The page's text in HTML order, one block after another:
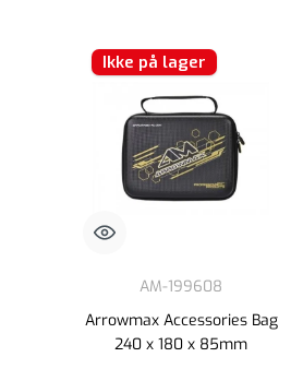
Ikke på lager
AM-199608
Arrowmax Accessories Bag
240 x 180 x 85mm